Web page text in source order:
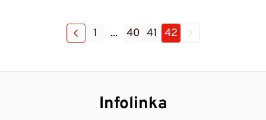
1 ... 40 41 42
Infolinka